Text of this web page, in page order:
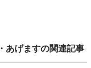
あげますの関連記事